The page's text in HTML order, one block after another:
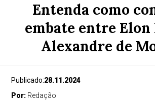
Entenda como
embate entre Elon
Alexandre de
Publicado:28.11.2024
Por: Redação